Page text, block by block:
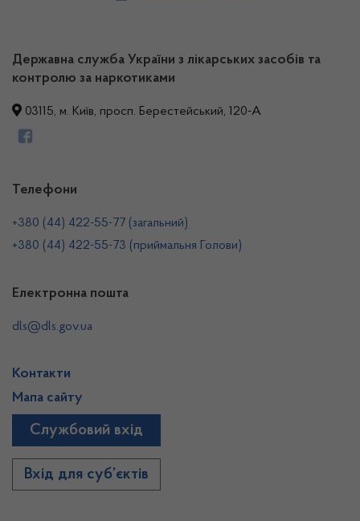
Державна служба України з лікарських засобів та
контролю за наркотиками
03115, м. Київ, просп. Берестейський, 120-А
Телефони
+380 (44) 422-55-77 (загальний)
+380 (44) 422-55-73 (приймальня Голови)
Електронна пошта
dls@dls.gov.ua
Контакти
Мапа сайту
Службовий вхід
Вхід для суб’єктів